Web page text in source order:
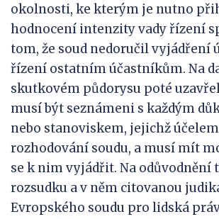
okolnosti, ke kterým je nutno
hodnocení intenzity vady řízení
tom, že soud nedoručil vyjádření
řízení ostatním účastníkům. Na
skutkovém půdorysu poté
musí být seznámeni s každým
nebo stanoviskem, jejichž
rozhodování soudu, a musí mít
se k nim vyjádřit. Na odůvodnění
rozsudku a v něm citovanou
Evropského soudu pro lidská